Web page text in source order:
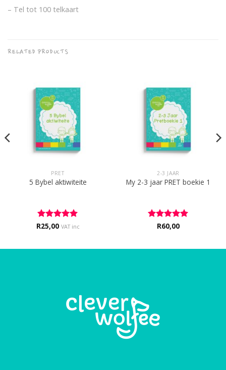
– Tel tot 100 telkaart
RELATED PRODUCTS
PRET
5 Bybel aktiwiteite
Rated 5
R25,00 VAT inc
2-3 JAAR
My 2-3 jaar PRET boekie 1
Rated 5
R60,00